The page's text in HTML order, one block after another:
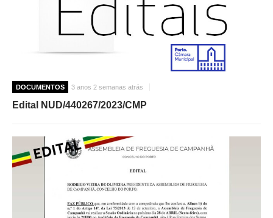
DOCUMENTOS 3 anos 2 semanas atrás
Edital NUD/440267/2023/CMP